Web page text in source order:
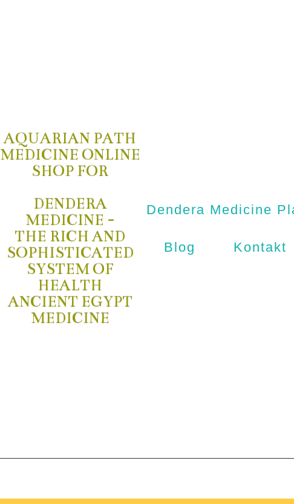
AQUARIAN PATH
MEDICINE ONLINE
SHOP FOR
DENDERA
MEDICINE -
THE RICH AND
SOPHISTICATED
SYSTEM OF
HEALTH
ANCIENT EGYPT
MEDICINE
Dendera Medicine
Blog Kontakt